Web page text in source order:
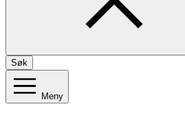
Søk
Meny